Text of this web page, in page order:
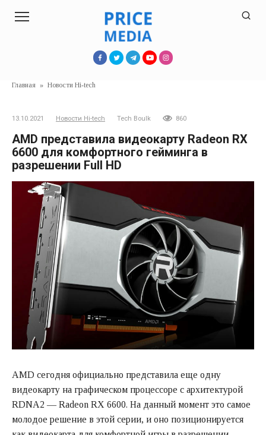
Главная » Новости Hi-tech
13.10.2021 Новости Hi-tech Tech Boulk 860
AMD представила видеокарту Radeon RX
6600 для комфортного гейминга в
разрешении Full HD
AMD сегодня официально представила еще одну
видеокарту на графическом процессоре с архитектурой
RDNA2 — Radeon RX 6600. На данный момент это самое
молодое решение в этой серии, и оно позиционируется